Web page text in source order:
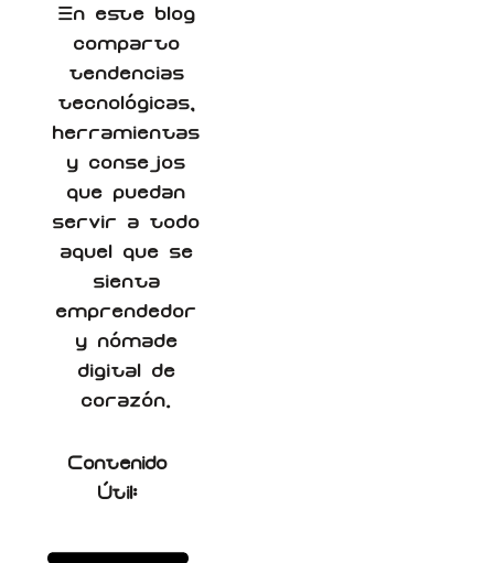
En este blog
comparto
tendencias
tecnológicas,
herramientas
y consejos
que puedan
servir a todo
aquel que se
sienta
emprendedor
y nómade
digital de
corazón.
Contenido
Útil: